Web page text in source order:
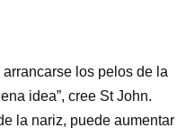
los pelos de la
idea”, cree St John.
la nariz, puede aumentar